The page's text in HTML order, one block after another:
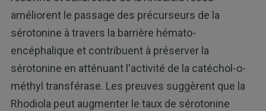
améliorent le passage des précurseurs de la
sérotonine à travers la barrière hémato-
encéphalique et contribuent à préserver la
sérotonine en atténuant l'activité de la catéchol-o-
méthyl transférase. Les preuves suggèrent que la
Rhodiola peut augmenter le taux de sérotonine